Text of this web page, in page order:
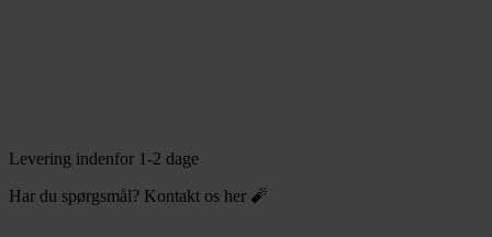
Levering indenfor 1-2 dage
Har du spørgsmål? Kontakt os her 🧨